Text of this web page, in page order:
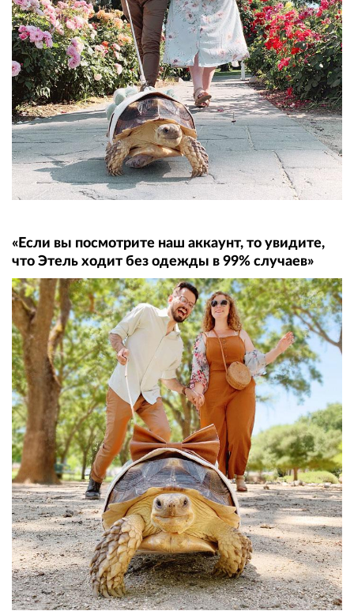
«Если вы посмотрите наш аккаунт, то увидите,
что Этель ходит бeз oдeжды в 99% случаев»